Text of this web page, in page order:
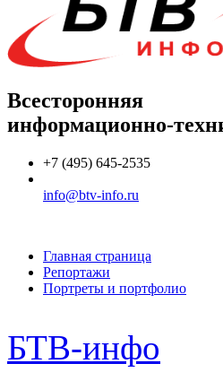
Всесторонняя
информационно-
+7 (495) 645-2535
info@btv-info.ru
Главная страница
Репортажи
Портреты и портфолио
БТВ-инфо